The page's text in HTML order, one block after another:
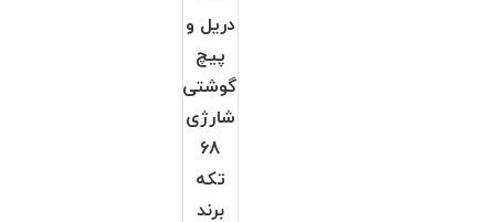
دریل و
پیچ
گوشتی
شارژی
68
تکه
برند